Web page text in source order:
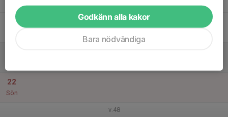
20
22
Sön
v.48
Godkänn alla kakor
Bara nödvändiga